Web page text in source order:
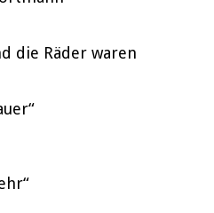
die Räder waren